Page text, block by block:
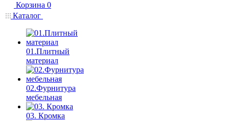
Корзина 0
Каталог
01.Плитный
материал
02.Фурнитура
мебельная
03. Кромка